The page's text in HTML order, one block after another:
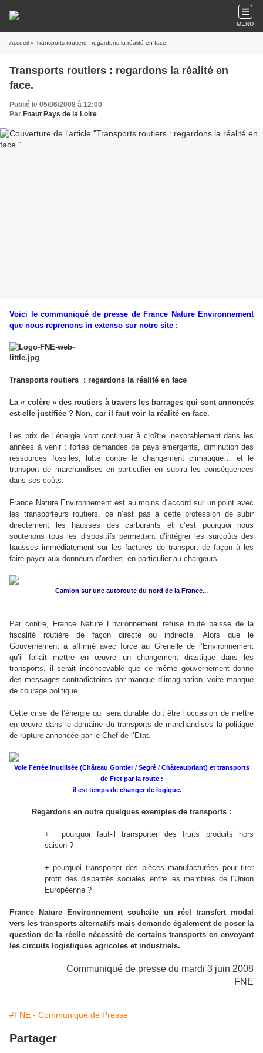
MENU
Accueil » Transports routiers : regardons la réalité en face.
Transports routiers : regardons la réalité en
face.
Publié le 05/06/2008 à 12:00
Par Fnaut Pays de la Loire
Voici le communiqué de presse de France Nature Environnement
que nous reprenons in extenso sur notre site :
Transports routiers : regardons la réalité en face
La « colère » des routiers à travers les barrages qui sont annoncés
est-elle justifiée ? Non, car il faut voir la réalité en face.
Les prix de l’énergie vont continuer à croître inexorablement dans les
années à venir : fortes demandes de pays émergents, diminution des
ressources fossiles, lutte contre le changement climatique… et le
transport de marchandises en particulier en subira les conséquences
dans ses coûts.
France Nature Environnement est au moins d’accord sur un point avec
les transporteurs routiers, ce n’est pas à cette profession de subir
directement les hausses des carburants et c’est pourquoi nous
soutenons tous les dispositifs permettant d’intégrer les surcoûts des
hausses immédiatement sur les factures de transport de façon à les
faire payer aux donneurs d’ordres, en particulier au chargeurs.
Camion sur une autoroute du nord de la France...
Par contre, France Nature Environnement refuse toute baisse de la
fiscalité routière de façon directe ou indirecte. Alors que le
Gouvernement a affirmé avec force au Grenelle de l’Environnement
qu’il fallait mettre en œuvre un changement drastique dans les
transports, il serait inconcevable que ce même gouvernement donne
des messages contradictoires par manque d’imagination, voire manque
de courage politique.
Cette crise de l’énergie qui sera durable doit être l’occasion de mettre
en œuvre dans le domaine du transports de marchandises la politique
de rupture annoncée par le Chef de l’Etat.
Voie Ferrée inutilisée (Château Gontier / Segré / Châteaubriant) et transports
de Fret par la route :
il est temps de changer de logique.
Regardons en outre quelques exemples de transports :
+
pourquoi faut-il transporter des fruits produits hors
saison ?
+ pourquoi transporter des pièces manufacturées pour tirer
profit des disparités sociales entre les membres de l’Union
Européenne ?
France Nature Environnement souhaite un réel transfert modal
vers les transports alternatifs mais demande également de poser la
question de la réelle nécessité de certains transports en envoyant
les circuits logistiques agricoles et industriels.
Communiqué de presse du mardi 3 juin 2008
FNE
#FNE - Communiqué de Presse
Partager